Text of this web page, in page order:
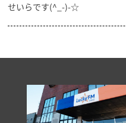
せいらです(^_-)-☆